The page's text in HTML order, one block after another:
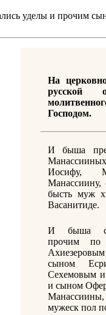
уделы и прочим
На
русской
Господом.
И быша
Иосифу,
Манассиину,
бысть муж
Васанитиде.
И быша
прочим
сыном
Сехемовым
и сыном
мужеск пол